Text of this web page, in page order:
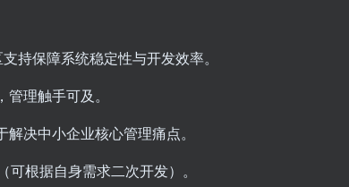
持保障系统稳定性与开发效率。
理触手可及。
决中小企业核心管理痛点。
根据自身需求二次开发）。